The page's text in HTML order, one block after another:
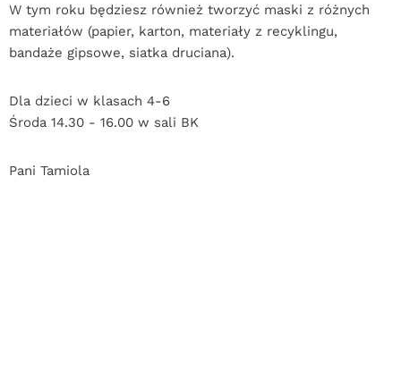
W tym roku będziesz również tworzyć maski z różnych
materiałów (papier, karton, materiały z recyklingu,
bandaże gipsowe, siatka druciana).
Dla dzieci w klasach 4-6
Środa 14.30 - 16.00 w sali BK
Pani Tamiola